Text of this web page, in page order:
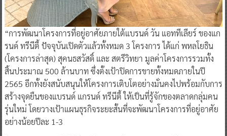
“การพัฒนาโครงการที่อยู่อาศัยภายใต้แบรนด์ วัน แอททีเลียร์ ของแก
รนด์ ทรีนีตี้ ปัจจุบันเปิดตัวแล้วทั้งหมด 3 โครงการ ได้แก่ พหลโยธิน
(โครงการล่าสุด) สุคนธสวัสดิ์ และ สตรีวิทยา มูลค่าโครงการรวมทั้ง
สิ้นประมาณ 500 ล้านบาท ซึ่งตั้งเป้าปิดการขายทั้งหมดภายในปี
2565 อีกทั้งยังสนับสนุนให้โครงการเติบโตอย่างมั่นคงไปพร้อมกับการ
สร้างจุดยืนของแบรนด์ แกรนด์ ทรีนีตี้ ให้เป็นที่รู้จักของตลาดกลุ่มคน
รุ่นใหม่ โดยวางเป้าแผนธุรกิจระยะสั้นที่จะพัฒนาโครงการที่อยู่อาศัย
อย่างน้อยปีละ 1-3